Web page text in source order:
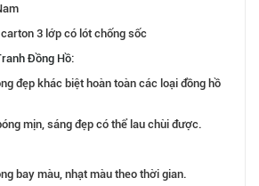
3 lớp có lót chống sốc
Đồng Hồ:
đẹp khác biệt hoàn toàn các loại đồng hồ
mịn, sáng đẹp có thể lau chùi được.
bay màu, nhạt màu theo thời gian.